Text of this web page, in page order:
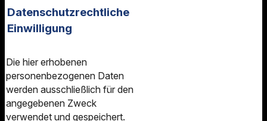
Datenschutzrechtliche
Einwilligung
Die hier erhobenen
personenbezogenen Daten
werden ausschließlich für den
angegebenen Zweck
verwendet und gespeichert.